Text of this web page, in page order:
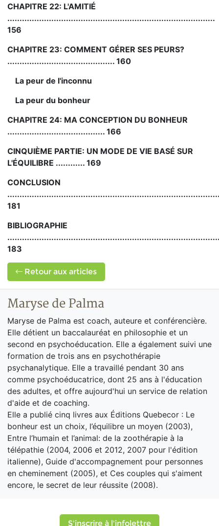
CHAPITRE 22: L'AMITIÉ
.....................................................................................
156
CHAPITRE 23: COMMENT GÉRER SES PEURS?
............................................ 160
La peur de l'inconnu
La peur du bonheur
CHAPITRE 24: MA CONCEPTION DU BONHEUR
........................................ 166
CINQUIÈME PARTIE: UN MODE DE VIE BASÉ SUR
L'ÉQUILIBRE ............ 169
CONCLUSION
181
BIBLIOGRAPHIE
183
Retour aux articles
Maryse de Palma
Maryse de Palma est coach, auteure et conférencière.
Elle détient un baccalauréat en philosophie et un
second en psychoéducation. Elle a également suivi une
formation de trois ans en psychothérapie
psychanalytique. Elle a travaillé pendant 30 ans
comme psychoéducatrice, dont 25 ans à l'éducation
des adultes, et offre aujourd'hui un service de relation
d'aide et de coaching.
Elle a publié cinq livres aux Éditions Quebecor : Le
bonheur est un choix, l’équilibre un moyen (2003),
Entre l’humain et l’animal: de la zoothérapie à la
télépathie (2004, 2006 et 2012, 2007 pour l'édition
italienne), Guide d'accompagnement pour personnes
en cheminement (2005), et Ces couples qui s'aiment
encore, le secret de leur réussite (2008).
S'inscrire à l'infolettre